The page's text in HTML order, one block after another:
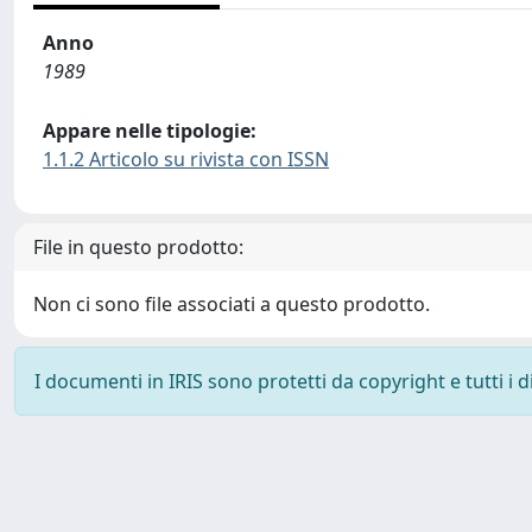
Anno
1989
Appare nelle tipologie:
1.1.2 Articolo su rivista con ISSN
File in questo prodotto:
Non ci sono file associati a questo prodotto.
I documenti in IRIS sono protetti da copyright e tutti i